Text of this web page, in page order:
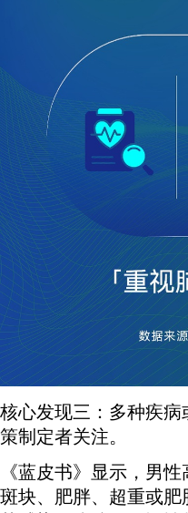
核心发现三：多种疾
策制定者关注。
《蓝皮书》显示，男
斑块、肥胖、超重或